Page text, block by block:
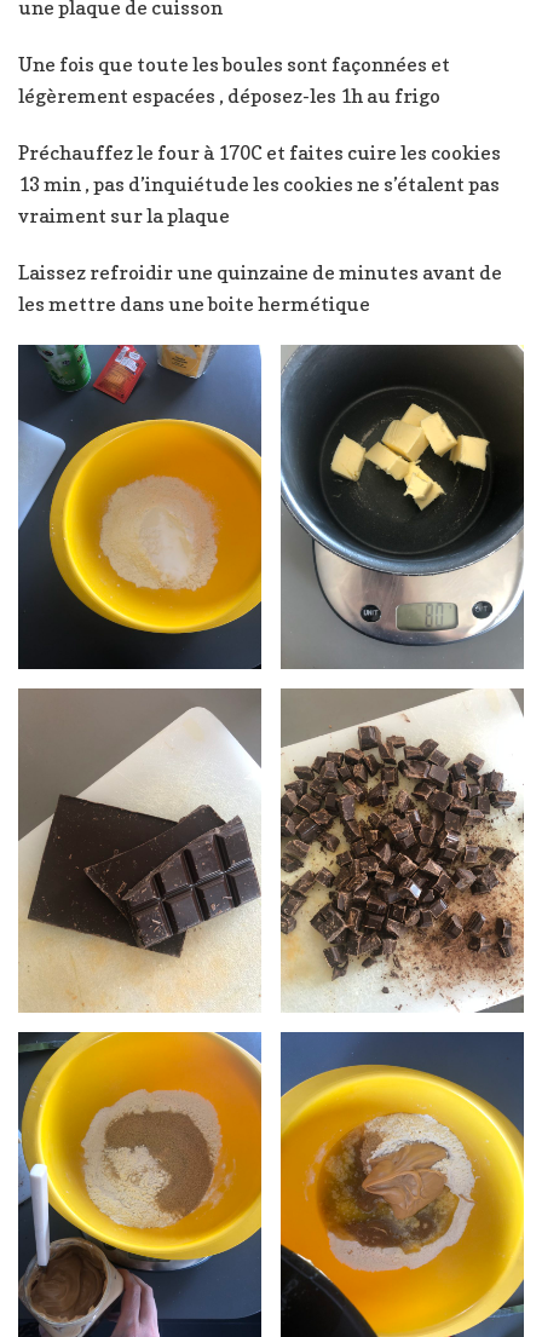
une plaque de cuisson
Une fois que toute les boules sont façonnées et
légèrement espacées , déposez-les 1h au frigo
Préchauffez le four à 170C et faites cuire les cookies
13 min , pas d’inquiétude les cookies ne s’étalent pas
vraiment sur la plaque
Laissez refroidir une quinzaine de minutes avant de
les mettre dans une boite hermétique